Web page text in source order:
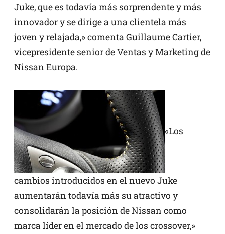
Juke, que es todavía más sorprendente y más
innovador y se dirige a una clientela más
joven y relajada,» comenta Guillaume Cartier,
vicepresidente senior de Ventas y Marketing de
Nissan Europa.
«Los
cambios introducidos en el nuevo Juke
aumentarán todavía más su atractivo y
consolidarán la posición de Nissan como
marca líder en el mercado de los crossover,»